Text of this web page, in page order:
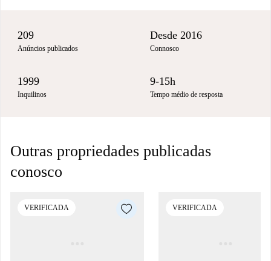
209
Anúncios publicados
Desde 2016
Connosco
1999
Inquilinos
9-15h
Tempo médio de resposta
Outras propriedades publicadas
conosco
VERIFICADA VERIFICADA